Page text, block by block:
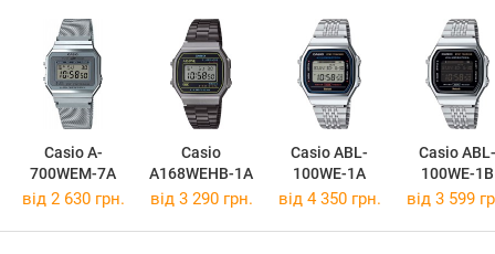
Casio A-
700WEM-7A
Casio
A168WEHB-1A
Casio ABL-
100WE-1A
Casio ABL-
100WE-1B
від 2 630 грн. від 3 290 грн. від 4 350 грн. від 3 599